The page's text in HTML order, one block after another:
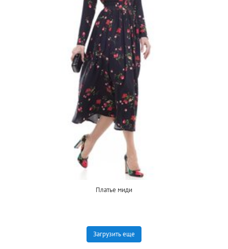
Платье миди
Загрузить еще